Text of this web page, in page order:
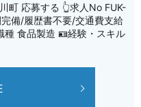
町 応募する 👆求人No FUK-
備/履歴書不要/交通費支給
種 食品製造 🪪経験・スキル